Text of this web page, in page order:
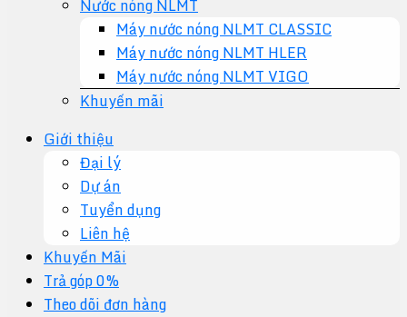
Nước nóng NLMT
Máy nước nóng NLMT CLASSIC
Máy nước nóng NLMT HLER
Máy nước nóng NLMT VIGO
Khuyến mãi
Giới thiệu
Đại lý
Dự án
Tuyển dụng
Liên hệ
Khuyến Mãi
Trả góp 0%
Theo dõi đơn hàng